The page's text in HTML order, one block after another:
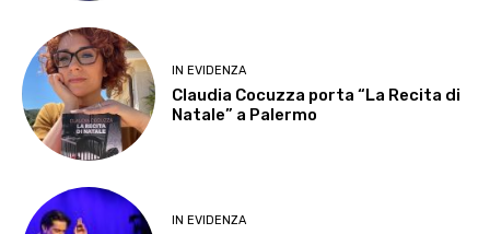
IN EVIDENZA
Claudia Cocuzza porta “La Recita di
Natale” a Palermo
IN EVIDENZA